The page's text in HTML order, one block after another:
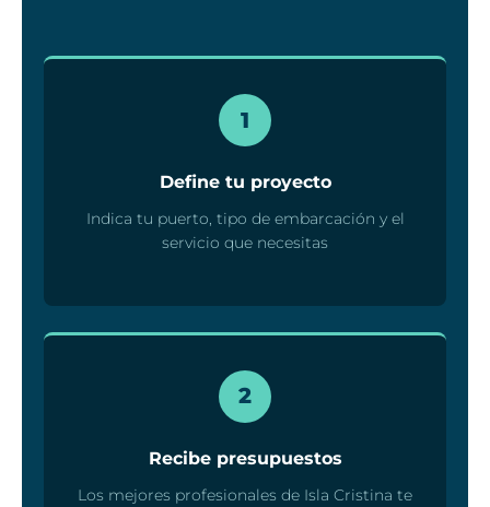
1
Define tu proyecto
Indica tu puerto, tipo de embarcación y el
servicio que necesitas
2
Recibe presupuestos
Los mejores profesionales de Isla Cristina te